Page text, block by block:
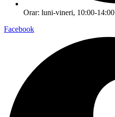
Orar: luni-vineri, 10:00-14:00
Facebook